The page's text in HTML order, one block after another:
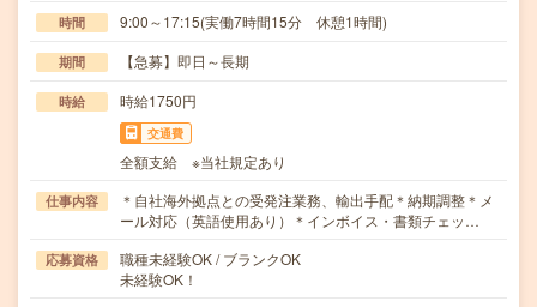
時間 9:00～17:15(実働7時間15分 休憩1時間)
期間 【急募】即日～長期
時給 時給1750円
交通費
全額支給 ※当社規定あり
仕事内容
＊自社海外拠点との受発注業務、輸出手配＊納期調整＊メ
ール対応（英語使用あり）＊インボイス・書類チェッ…
応募資格
職種未経験OK / ブランクOK
未経験OK！